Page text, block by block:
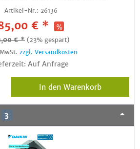
Artikel-Nr.: 26136
€ *
€ * (23% gespart)
zzgl. Versandkosten
Auf Anfrage
In den Warenkorb
3